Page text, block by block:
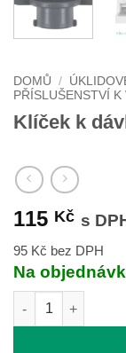
DOMŮ /
PŘÍSLUŠENSTVÍ
Klíček k
115 Kč s
95 Kč bez DPH
Na
Klíček k